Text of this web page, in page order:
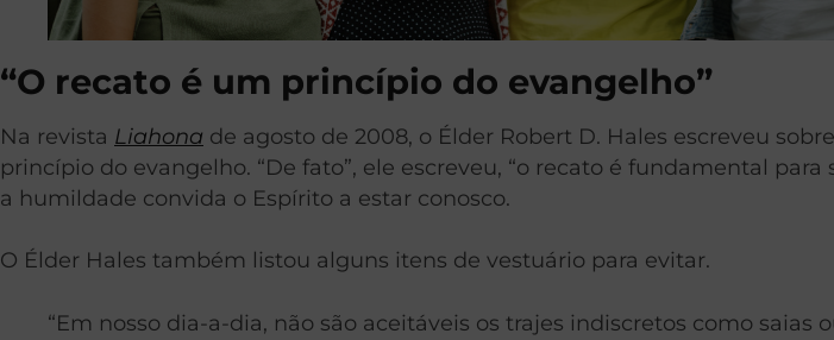
“O recato é um princípio do evangelho”
Na revista Liahona de agosto de 2008, o Élder Robert D. Hales escreveu
princípio do evangelho. “De fato”, ele escreveu, “o recato é fundamental
a humildade convida o Espírito a estar conosco.
O Élder Hales também listou alguns itens de vestuário para evitar.
“Em nosso dia-a-dia, não são aceitáveis os trajes indiscretos como